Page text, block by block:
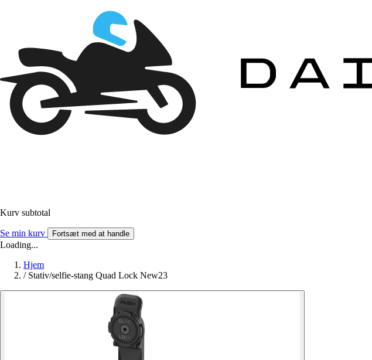
Kurv subtotal
Se min kurv Fortsæt med at handle
Loading...
Hjem
/ Stativ/selfie-stang Quad Lock New23